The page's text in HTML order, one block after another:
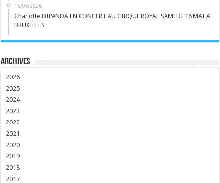
15/05/2026
Charlotte DIPANDA EN CONCERT AU CIRQUE ROYAL SAMEDI 16 MAI A
BRUXELLES
Archives
2026
2025
2024
2023
2022
2021
2020
2019
2018
2017